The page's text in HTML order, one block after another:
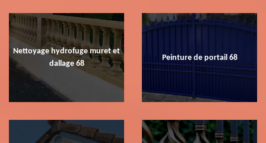
Nettoyage hydrofuge muret et
dallage 68
Peinture de portail 68